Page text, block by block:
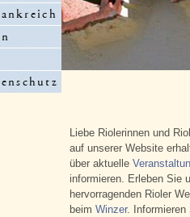
Liebe Riolerinnen und
auf unserer Website
über aktuelle
informieren. Erleben Sie
hervorragenden Rioler
beim Winzer. Informieren